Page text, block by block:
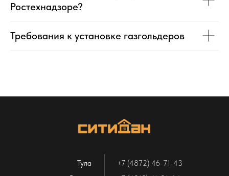
Ростехнадзоре?
Требования к установке газгольдеров
+7 (4872) 46-71-43
Тула